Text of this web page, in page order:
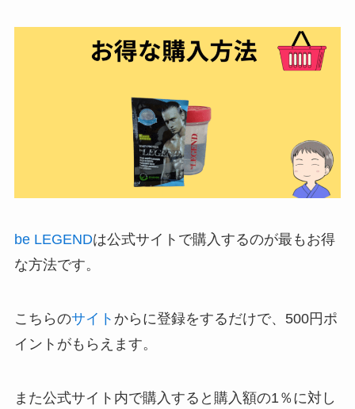
be LEGENDは公式サイトで購入するのが最もお得
な方法です。
こちらのサイト からに登録をするだけで、500円ポ
イントがもらえます。
また公式サイト内で購入すると購入額の1％に対し